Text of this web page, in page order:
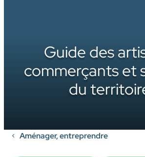
Guide des
commerçants et
du
Aménager, entreprendre